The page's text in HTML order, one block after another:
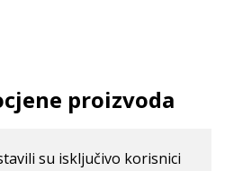
proizvoda
su isključivo korisnici